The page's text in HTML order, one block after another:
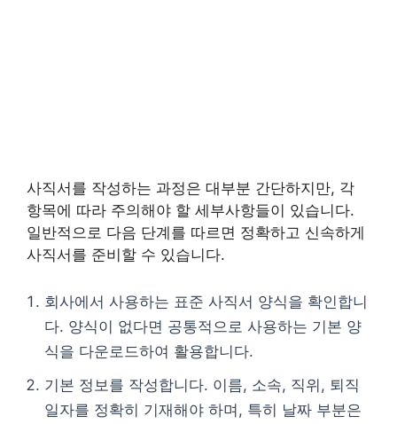
사직서를 작성하는 과정은 대부분 간단하지만, 각
항목에 따라 주의해야 할 세부사항들이 있습니다.
일반적으로 다음 단계를 따르면 정확하고 신속하게
사직서를 준비할 수 있습니다.
회사에서 사용하는 표준 사직서 양식을 확인합니
다. 양식이 없다면 공통적으로 사용하는 기본 양
식을 다운로드하여 활용합니다.
기본 정보를 작성합니다. 이름, 소속, 직위, 퇴직
일자를 정확히 기재해야 하며, 특히 날짜 부분은